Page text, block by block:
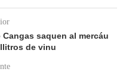
saquen al mercáu
llitros de vinu